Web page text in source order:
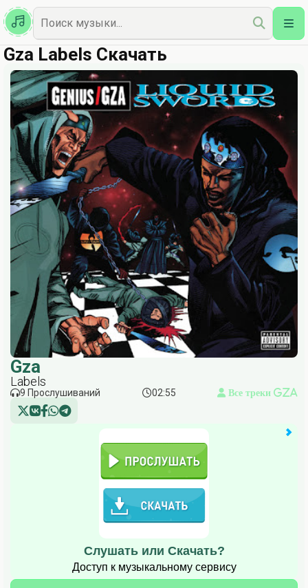
Казахская
Наш Топ
Gza Labels Скачать
Gza
Labels
9 Прослушиваний 02:55 Все треки Gza
Слушать или Скачать?
Доступ к музыкальному сервису